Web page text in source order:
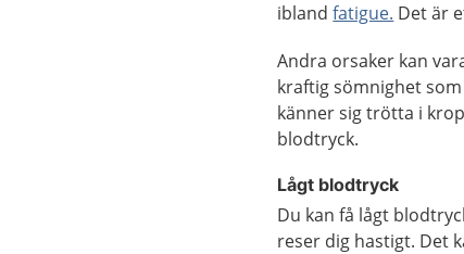
iblandfatigue. Det är
Andra orsaker kan
kraftig sömnighet
känner sig trötta i
blodtryck.
Lågt blodtryck
Du kan få lågt
reser dig hastigt. Det